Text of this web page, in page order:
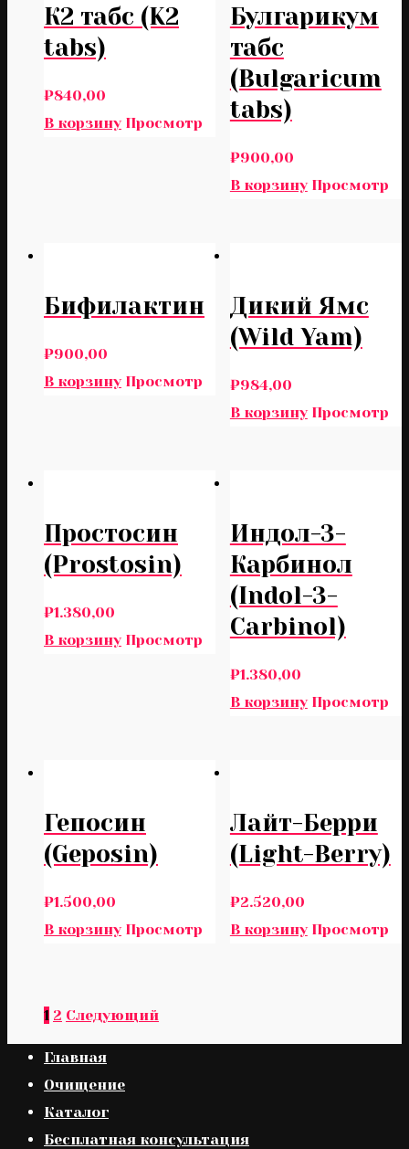
К2 табс (K2
tabs)
₽840,00
В корзину Просмотр
Булгарикум
табс
(Bulgaricum
tabs)
₽900,00
В корзину Просмотр
Бифилактин
₽900,00
В корзину Просмотр
Дикий Ямс
(Wild Yam)
₽984,00
В корзину Просмотр
Простосин
(Prostosin)
₽1.380,00
В корзину Просмотр
Индол-3-
Карбинол
(Indol-3-
Carbinol)
₽1.380,00
В корзину Просмотр
Гепосин
(Geposin)
₽1.500,00
В корзину Просмотр
Лайт-Берри
(Light-Berry)
₽2.520,00
В корзину Просмотр
1 2 Следующий
Главная
Очищение
Каталог
Бесплатная консультация